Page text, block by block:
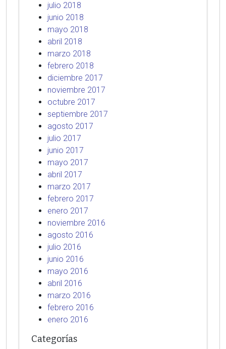
julio 2018
junio 2018
mayo 2018
abril 2018
marzo 2018
febrero 2018
diciembre 2017
noviembre 2017
octubre 2017
septiembre 2017
agosto 2017
julio 2017
junio 2017
mayo 2017
abril 2017
marzo 2017
febrero 2017
enero 2017
noviembre 2016
agosto 2016
julio 2016
junio 2016
mayo 2016
abril 2016
marzo 2016
febrero 2016
enero 2016
Categorías